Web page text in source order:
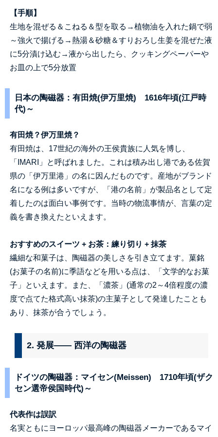
【手順】
生地を混ぜる＆こねる＆型を取る→植物油を入れた鍋で弱
～強火で揚げる→熱湯＆砂糖＆すりおろし生姜を混ぜた液
に5分漬け込む→液から出したら、クッキングペーパーや
お皿の上で5分放置
日本の陶磁器：有田焼(伊万里焼) 1616年頃(江戸時
代)～
有田焼？伊万里焼？
有田焼は、17世紀の海外の王侯貴族に人気を博し、
「IMARI」と呼ばれました。これは積み出し港である佐賀
県の「伊万里港」の名に因んだものです。産地がブランド
名になる例は多いですが、「港の名前」が製品名として定
着したのは面白い事例です。当時の物流事情が、言葉の定
義を書き換えたといえます。
おすすめのスイーツ + お茶：練り切り + 抹茶
繊細な和菓子は、陶磁器の美しさを引き立てます。菓銘
(お菓子の名前)に季語などを用いる点は、「文学的なお菓
子」といえます。また、「濃茶」(通常の2～4倍程度の濃
度で点てた格式高い抹茶)の主菓子として発達したことも
あり、抹茶が合うでしょう。
2. 発展—— 西洋の陶磁器
ドイツの陶磁器：マイセン(Meissen) 1710年頃(ザク
セン選帝侯国時代)～
代表作は誤訳
名実ともにヨーロッパ最高峰の陶磁器メーカーであるマイ